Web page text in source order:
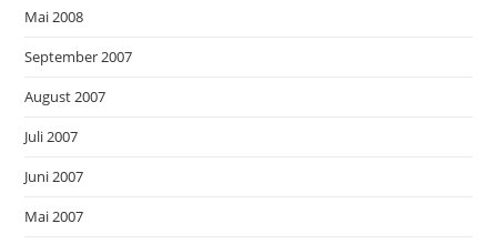
Mai 2008
September 2007
August 2007
Juli 2007
Juni 2007
Mai 2007